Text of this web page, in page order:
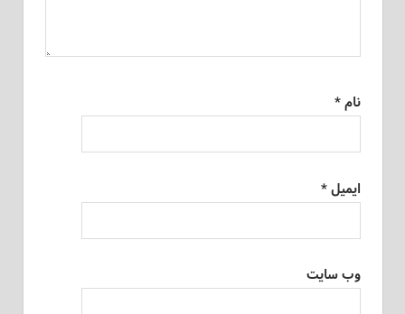
نام*
ایمیل*
وب‌ سایت